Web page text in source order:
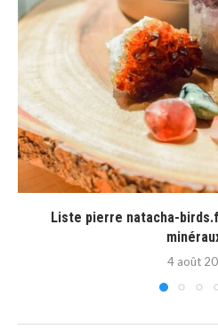
Liste pierre natacha-
4 août